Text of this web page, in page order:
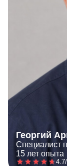
Георгий
Специалист
15 лет опыта